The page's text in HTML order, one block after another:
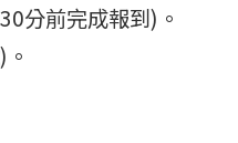
分前完成報到)。